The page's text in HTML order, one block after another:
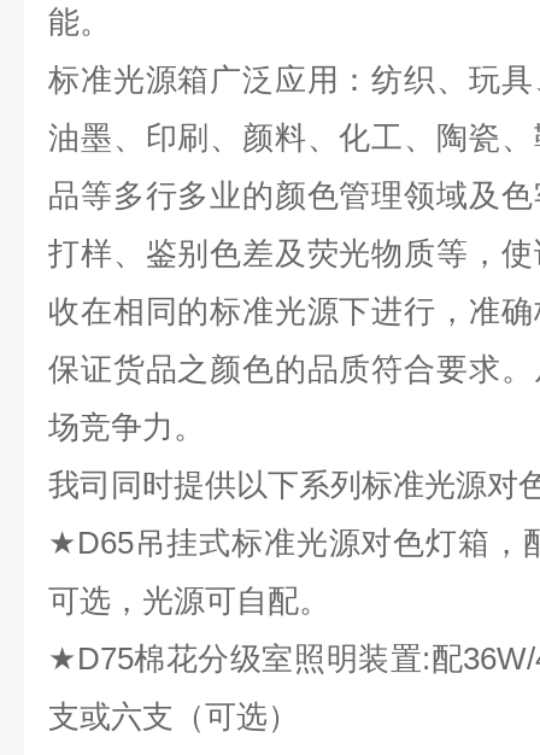
能。
标准光源箱广泛应用：纺织、玩
油墨、印刷、颜料、化工、陶瓷
品等多行多业的颜色管理领域及
打样、鉴别色差及荧光物质等，
收在相同的标准光源下进行，准
保证货品之颜色的品质符合要求
场竞争力。
我司同时提供以下系列标准光源对
★D65吊挂式标准光源对色灯箱，
可选，光源可自配。
★D75棉花分级室照明装置:配
支或六支（可选）